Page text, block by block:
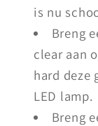
is nu
Breng
clear aan
hard deze
LED lamp.
Breng